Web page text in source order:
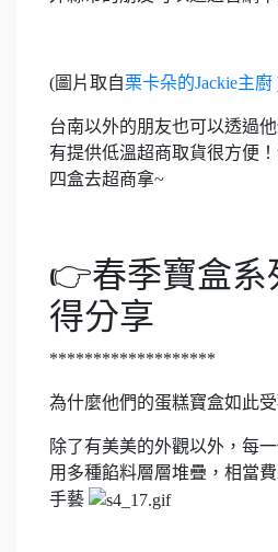
(圖片取自栗卡朵的Jackie主廚
台南以外的朋友也可以透過
有提供低溫超商取貨很方便
四盒去超商拿~
👉春季寶盒系
得分享
*******************
為什麼他們的蛋糕寶盒如此受
除了有美美的外觀以外，每
用多種餡料層層堆疊，相當
手藝